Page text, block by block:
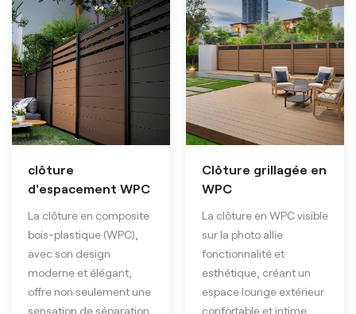
clôture
d'espacement WPC
La clôture en composite
bois-plastique (WPC),
avec son design
moderne et élégant,
offre non seulement une
sensation de séparation,
Clôture grillagée en
WPC
La clôture en WPC visible
sur la photo allie
fonctionnalité et
esthétique, créant un
espace lounge extérieur
confortable et intime